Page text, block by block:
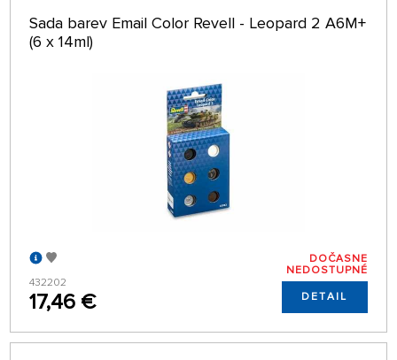
Sada barev Email Color Revell - Leopard 2 A6M+
(6 x 14ml)
432202
17,46 €
DOČASNE
NEDOSTUPNÉ
DETAIL